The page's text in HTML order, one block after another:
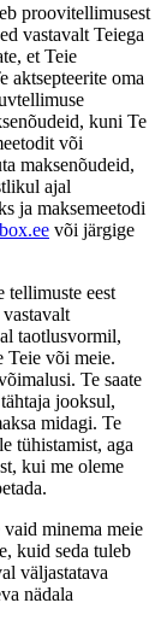
proovitellimusest
vastavalt Teiega
et Teie
aktsepteerite oma
kuni Te
või
maksenõudeid,
ajal
ja maksemeetodi
või järgige
tellimuste eest
taotlusvormil,
Teie või meie.
Te saate
jooksul,
midagi. Te
tühistamist, aga
kui me oleme
minema meie
kuid seda tuleb
väljastatava
nädala